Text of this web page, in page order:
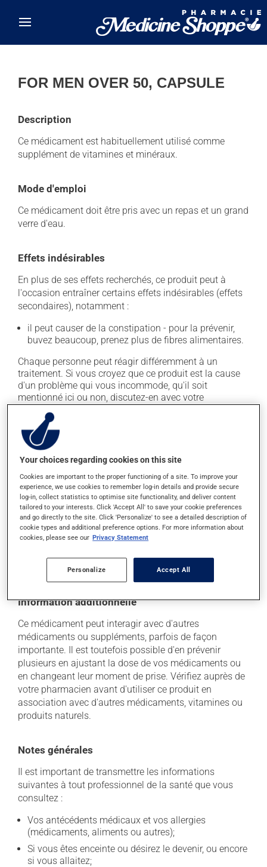
FOR MEN OVER 50, CAPSULE
Description
Ce médicament est habituellement utilisé comme
supplément de vitamines et minéraux.
Mode d'emploi
Ce médicament doit être pris avec un repas et un grand
verre d'eau.
Effets indésirables
En plus de ses effets recherchés, ce produit peut à
l'occasion entraîner certains effets indésirables (effets
secondaires), notamment :
il peut causer de la constipation - pour la prévenir,
buvez beaucoup, prenez plus de fibres alimentaires.
Chaque personne peut réagir différemment à un
traitement. Si vous croyez que ce produit est la cause
d'un problème qui vous incommode, qu'il soit
mentionné ici ou non, discutez-en avec votre
professionnel(le) de la santé. Il ou elle peut vous aider
à déterminer si votre traitement en est effectivement la
cause et, au besoin, vous aider à bien gérer la situation.
Conservation
Comme la plupart des médicaments, vous devriez
garder ce produit à la température ambiante.
Conservez-le dans un endroit sécuritaire où il ne sera
pas exposé à la chaleur, à l'humidité ou à la lumière du
soleil. Faites détruire de façon sécuritaire toute
péremption.
Information additionnelle
Ce médicament peut interagir avec d'autres
médicaments ou suppléments, parfois de façon
importante. Il est toutefois possible d'en prévenir
plusieurs en ajustant la dose de vos médicaments ou
en changeant leur moment de prise. Vérifiez auprès de
votre pharmacien avant d'utiliser ce produit en
association avec d'autres médicaments, vitamines ou
produits naturels.
Notes générales
Il est important de transmettre les informations
suivantes à tout professionnel de la santé que vous
consultez :
Vos antécédents médicaux et vos allergies
(médicaments, aliments ou autres);
Si vous êtes enceinte ou désirez le devenir, ou encore
si vous allaitez;
Your choices regarding cookies on this site
Cookies are important to the proper functioning of a site. To improve your
experience, we use cookies to remember log-in details and provide secure
log-in, collect statistics to optimise site functionality, and deliver content
tailored to your interests. Click 'Accept All' to save your cookie preferences
and go directly to the site. Click 'Personalize' to see a detailed description of
cookie types and additional preference options. For more information about
cookies, please see our Privacy Statement
Personalize Accept All